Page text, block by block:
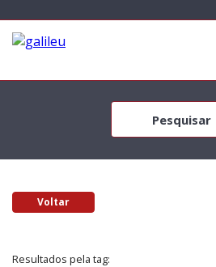
Voltar
Resultados pela tag: